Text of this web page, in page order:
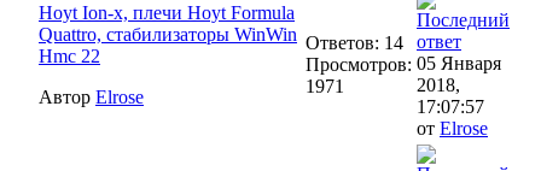
Hoyt Ion-x, плечи Hoyt Formula
Quattro, стабилизаторы WinWin
Hmc 22
Автор Elrose
Ответов: 14
Просмотров:
1971
05 Января
2018,
17:07:57
от Elrose